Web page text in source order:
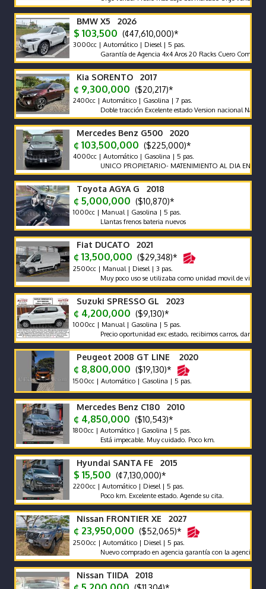
BMW X5 2026
$ 103,500 (¢47,610,000)*
3000cc | Automático | Diesel | 5 pas.
Garantía de Agencia 4x4 Aros 20 Racks Cuero Compuerta
Kia SORENTO 2017
¢ 9,300,000 ($20,217)*
2400cc | Automático | Gasolina | 7 pas.
Doble tracción Excelente estado Version nacional Nada que
Mercedes Benz G500 2020
¢ 103,500,000 ($225,000)*
4000cc | Automático | Gasolina | 5 pas.
UNICO PROPIETARIO- MATENIMIENTO AL DIA EN AGENCIA
Toyota AGYA G 2018
¢ 5,000,000 ($10,870)*
1000cc | Manual | Gasolina | 5 pas.
Llantas frenos bateria nuevos
Fiat DUCATO 2021
¢ 13,500,000 ($29,348)*
2500cc | Manual | Diesel | 3 pas.
Muy poco uso se utilizaba como unidad movil de video
Suzuki SPRESSO GL 2023
¢ 4,200,000 ($9,130)*
1000cc | Manual | Gasolina | 5 pas.
Precio oportunidad exc estado, recibimos carros, damos
Peugeot 2008 GT LINE 2020
¢ 8,800,000 ($19,130)*
1500cc | Automático | Gasolina | 5 pas.
Mercedes Benz C180 2010
¢ 4,850,000 ($10,543)*
1800cc | Automático | Gasolina | 5 pas.
Está impecable. Muy cuidado. Poco km.
Hyundai SANTA FE 2015
$ 15,500 (¢7,130,000)*
2200cc | Automático | Diesel | 5 pas.
Poco km. Excelente estado. Agende su cita.
Nissan FRONTIER XE 2027
¢ 23,950,000 ($52,065)*
2500cc | Automático | Diesel | 5 pas.
Nuevo comprado en agencia garantía con la agencia se
Nissan TIIDA 2018